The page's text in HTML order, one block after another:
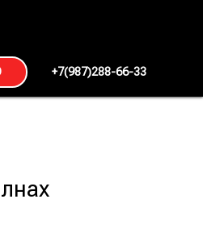
+7(987)288-66-33